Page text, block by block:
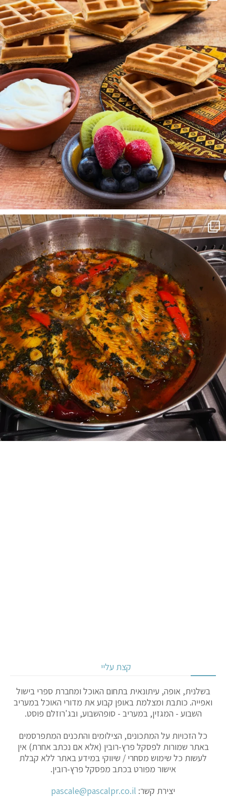
קצת עליי
בשלנית, אופה, עיתונאית בתחום האוכל ומחברת ספרי בישול
ואפייה. כותבת ומצלמת באופן קבוע את מדורי האוכל במעריב
השבוע - המגזין, במעריב - סופהשבוע, ובג'רוזלם פוסט.
כל הזכויות על המתכונים, הצילומים והתכנים המתפרסמים
באתר שמורות לפסקל פרץ-רובין (אלא אם נכתב אחרת) אין
לעשות כל שימוש מסחרי / שיווקי במידע באתר ללא קבלת
אישור מפורט בכתב מפסקל פרץ-רובין.
יצירת קשר: pascale@pascalpr.co.il